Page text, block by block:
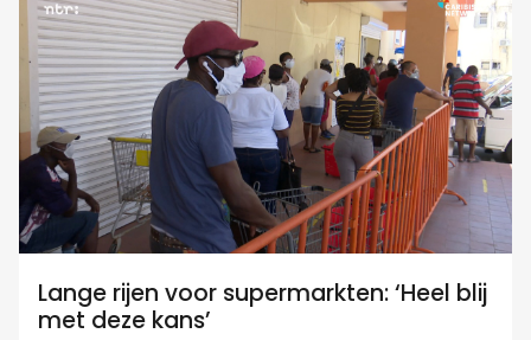
Lange rijen voor supermarkten: ‘Heel blij
met deze kans’